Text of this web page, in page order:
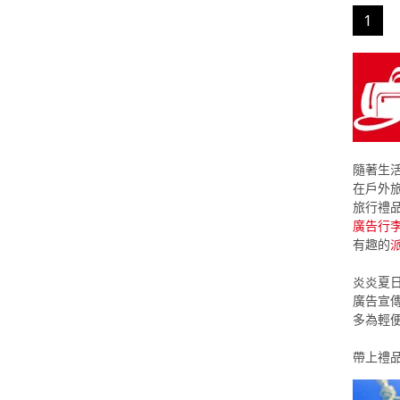
1
隨著生
在戶外
旅行禮
廣告行
有趣的
炎炎夏
廣告宣
多為輕
帶上禮